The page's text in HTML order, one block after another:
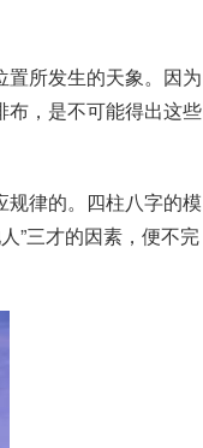
所发生的天象。因为
布，是不可能得出这些
规律的。四柱八字的模
”三才的因素，便不完